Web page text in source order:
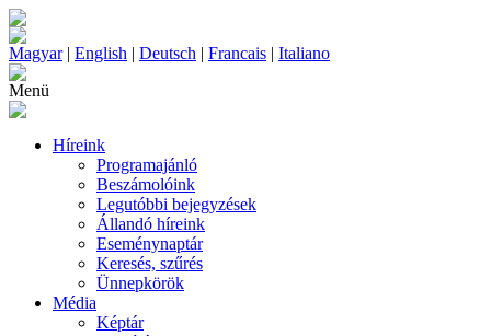
Magyar| English | Deutsch | Francais | Italiano
Menü
Híreink
Programajánló
Beszámolóink
Legutóbbi bejegyzések
Állandó híreink
Eseménynaptár
Keresés, szűrés
Ünnepkörök
Média
Képtár